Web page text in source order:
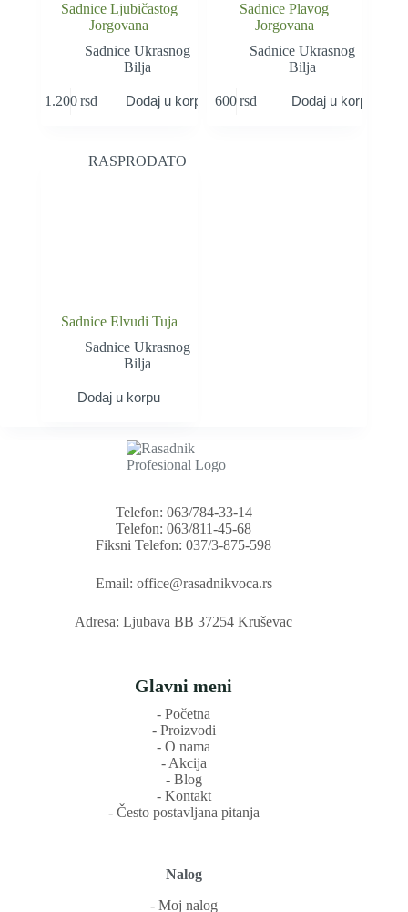
Sadnice Ljubičastog
Jorgovana
Sadnice Ukrasnog
Bilja
1.200rsd Dodaj u korpu
Sadnice Plavog
Jorgovana
Sadnice Ukrasnog
Bilja
600 rsd Dodaj u korpu
RASPRODATO
Sadnice Elvudi Tuja
Sadnice Ukrasnog
Bilja
Dodaj u korpu
Telefon: 063/784-33-14
Telefon: 063/811-45-68
Fiksni Telefon: 037/3-875-598
Email: office@rasadnikvoca.rs
Adresa: Ljubava BB 37254 Kruševac
Glavni meni
‐ Početna
‐ Proizvodi
‐ O nama
‐ Akcija
‐ Blog
‐ Kontakt
‐ Često postavljana pitanja
Nalog
‐ Moj nalog